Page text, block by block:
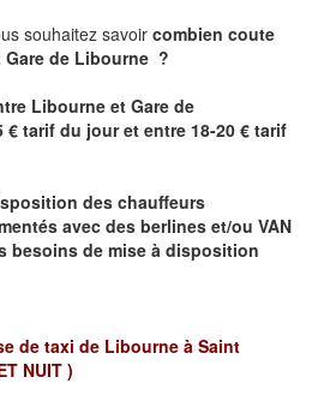
souhaitez savoir combien coute
de Libourne ?
Libourne et Gare de
€ tarif du jour et entre 18-20 € tarif
des chauffeurs
avec des berlines et/ou VAN
besoins de mise à disposition
de taxi de Libourne à Saint
NUIT )